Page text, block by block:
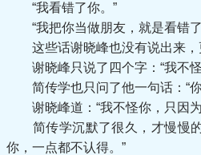
“我看错了你。”
“我把你当做朋友，就是看错了
这些话谢晓峰也没有说出来，
谢晓峰只说了四个字：“我不怪
简传学也只问了他一句话：“你
谢晓峰道：“我不怪你，只因为
简传学沉默了很久，才慢慢的
你，一点都不认得。”